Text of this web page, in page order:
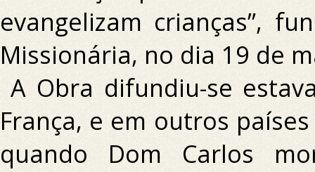
evangelizam crianças”,
Missionária, no dia 19 de
A Obra difundiu-se
França, e em outros
quando Dom Carlos